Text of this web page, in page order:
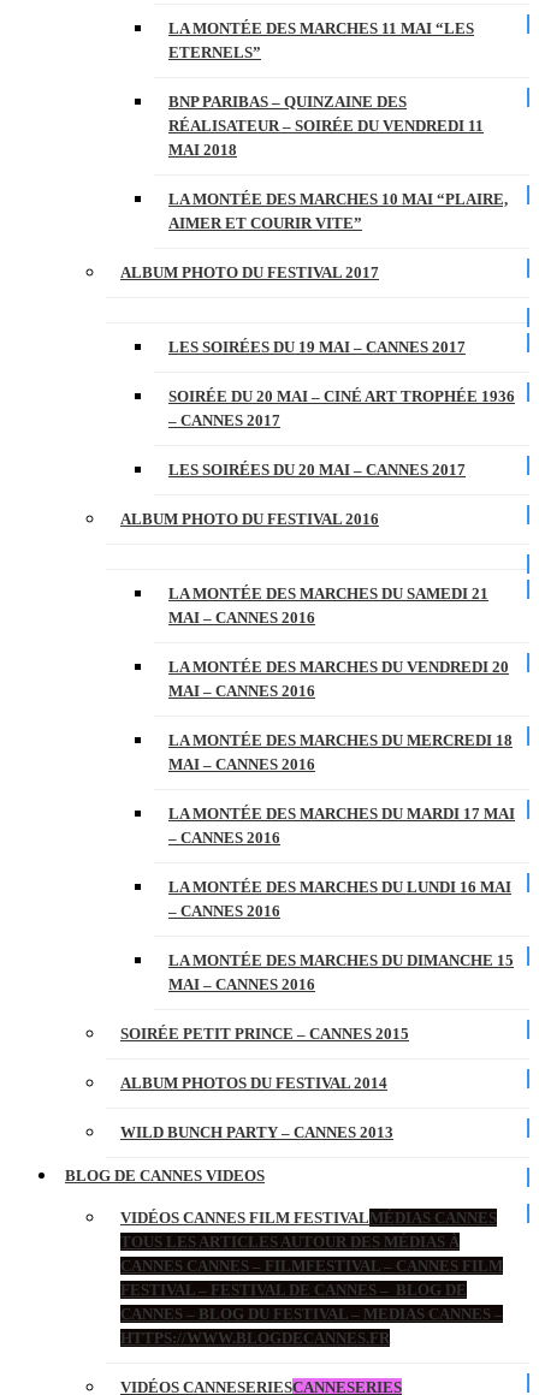
LA MONTÉE DES MARCHES 11 MAI “LES
ETERNELS”
BNP PARIBAS – QUINZAINE DES
RÉALISATEUR – SOIRÉE DU VENDREDI 11
MAI 2018
LA MONTÉE DES MARCHES 10 MAI “PLAIRE,
AIMER ET COURIR VITE”
ALBUM PHOTO DU FESTIVAL 2017
LES SOIRÉES DU 19 MAI – CANNES 2017
SOIRÉE DU 20 MAI – CINÉ ART TROPHÉE 1936
– CANNES 2017
LES SOIRÉES DU 20 MAI – CANNES 2017
ALBUM PHOTO DU FESTIVAL 2016
LA MONTÉE DES MARCHES DU SAMEDI 21
MAI – CANNES 2016
LA MONTÉE DES MARCHES DU VENDREDI 20
MAI – CANNES 2016
LA MONTÉE DES MARCHES DU MERCREDI 18
MAI – CANNES 2016
LA MONTÉE DES MARCHES DU MARDI 17 MAI
– CANNES 2016
LA MONTÉE DES MARCHES DU LUNDI 16 MAI
– CANNES 2016
LA MONTÉE DES MARCHES DU DIMANCHE 15
MAI – CANNES 2016
SOIRÉE PETIT PRINCE – CANNES 2015
ALBUM PHOTOS DU FESTIVAL 2014
WILD BUNCH PARTY – CANNES 2013
BLOG DE CANNES VIDEOS
VIDÉOS CANNES FILM FESTIVALMÉDIAS CANNES
TOUS LES ARTICLES AUTOUR DES MÉDIAS À
CANNES CANNES – FILMFESTIVAL – CANNES FILM
FESTIVAL – FESTIVAL DE CANNES – BLOG DE
CANNES – BLOG DU FESTIVAL – MEDIAS CANNES –
HTTPS://WWW.BLOGDECANNES.FR
VIDÉOS CANNESERIESCANNESERIES